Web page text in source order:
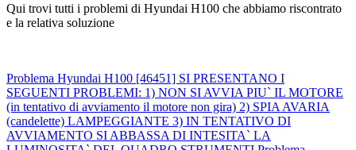
Qui trovi tutti i problemi di Hyundai H100 che abbiamo riscontrato
e la relativa soluzione
Problema Hyundai H100 [46451] SI PRESENTANO I
SEGUENTI PROBLEMI: 1) NON SI AVVIA PIU` IL MOTORE
(in tentativo di avviamento il motore non gira) 2) SPIA AVARIA
(candelette) LAMPEGGIANTE 3) IN TENTATIVO DI
AVVIAMENTO SI ABBASSA DI INTESITA` LA